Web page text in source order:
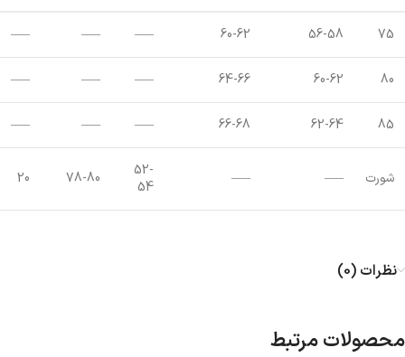
75
56-58
60-62
—–
—–
—–
80
60-62
64-66
—–
—–
—–
85
62-64
66-68
—–
—–
—–
شورت —–
—–
52-
54
78-80
20
نظرات (0)
محصولات مرتبط